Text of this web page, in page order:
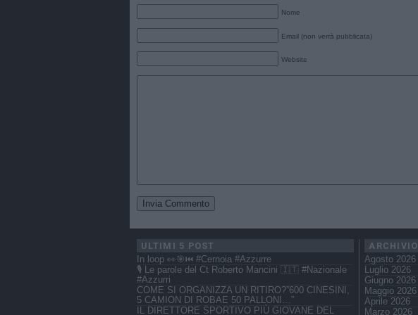
Nome
Email (non verrà pubblicata)
Website
ULTIMI 5 POST
In loop 👀🎯⏮️ #Cernoia #Azzurre
🎙️ Le parole del Ct Roberto Mancini 🇮🇹 #Nazionale
#Azzurri
COME SI ORGANIZZA UN RITIRO?”600 CINESINI,
5 CAMION DI ROBAE 50 PALLONI…”
IL DIRETTORE SPORTIVO PIÙ GIOVANE DEL
ARCHIVIO
Agosto 2026
Luglio 2026
Giugno 2026
Maggio 2026
Aprile 2026
Marzo 2026